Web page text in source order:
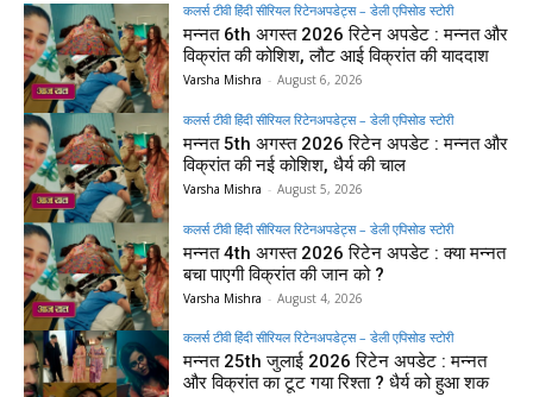
कलर्स टीवी हिंदी सीरियल रिटेनअपडेट्स – डेली एपिसोड स्टोरी
मन्नत 6th अगस्त 2026 रिटेन अपडेट : मन्नत और
विक्रांत की कोशिश, लौट आई विक्रांत की याददाश
Varsha Mishra - August 6, 2026
कलर्स टीवी हिंदी सीरियल रिटेनअपडेट्स – डेली एपिसोड स्टोरी
मन्नत 5th अगस्त 2026 रिटेन अपडेट : मन्नत और
विक्रांत की नई कोशिश, धैर्य की चाल
Varsha Mishra - August 5, 2026
कलर्स टीवी हिंदी सीरियल रिटेनअपडेट्स – डेली एपिसोड स्टोरी
मन्नत 4th अगस्त 2026 रिटेन अपडेट : क्या मन्नत
बचा पाएगी विक्रांत की जान को ?
Varsha Mishra - August 4, 2026
कलर्स टीवी हिंदी सीरियल रिटेनअपडेट्स – डेली एपिसोड स्टोरी
मन्नत 25th जुलाई 2026 रिटेन अपडेट : मन्नत
और विक्रांत का टूट गया रिश्ता ? धैर्य को हुआ शक